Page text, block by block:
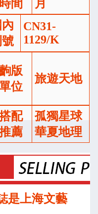
時間
月
內
CN31-
1129/K
版
位
旅遊天地
配
薦
孤獨星球
華夏地理
是上海文藝